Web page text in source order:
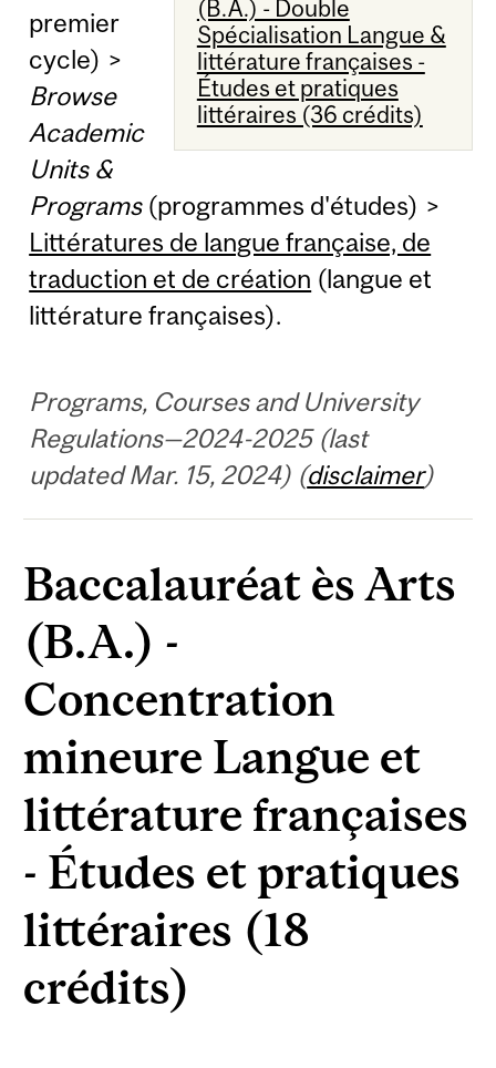
(B.A.) - Double
Spécialisation Langue &
littérature françaises -
Études et pratiques
littéraires (36 crédits)
premier
cycle) >
Browse
Academic
Units &
Programs(programmes d'études) >
Littératures de langue française, de
traduction et de création (langue et
littérature françaises).
Programs, Courses and University
Regulations—2024-2025 (last
updated Mar. 15, 2024) (disclaimer)
Baccalauréat ès Arts
(B.A.) -
Concentration
mineure Langue et
littérature françaises
- Études et pratiques
littéraires (18
crédits)